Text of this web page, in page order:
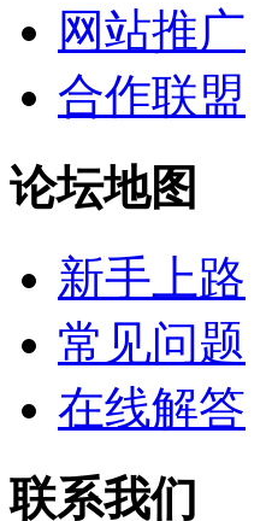
网站推广
合作联盟
论坛地图
新手上路
常见问题
在线解答
联系我们